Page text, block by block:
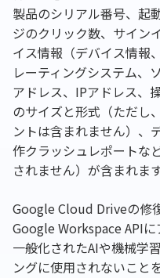
製品のシリアル番号、起
ジのクリック数、サイン
イス情報（デバイス情報
レーティングシステム、
アドレス、IPアドレス、
のサイズと形式（ただし
ントは含まれません）、
作クラッシュレポートな
されません）が含まれます
Google Cloud Driveの修
Google Workspace API
一般化されたAIや機械学
ングに使用されないこと